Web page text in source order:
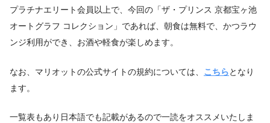
プラチナエリート会員以上で、今回の「ザ・プリンス 京都宝ヶ池
オートグラフ コレクション」であれば、朝食は無料で、かつラウ
ンジ利用ができ、お酒や軽食が楽しめます。
なお、マリオットの公式サイトの規約については、 こちらとなり
ます。
一覧表もあり日本語でも記載があるので一読をオススメいたしま